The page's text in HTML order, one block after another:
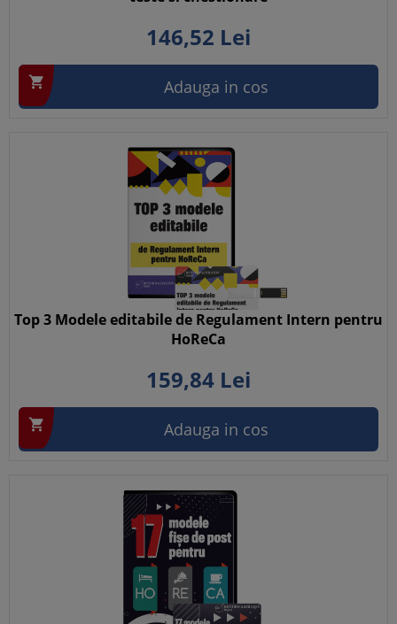
146,52 Lei
 Adauga in cos
Top 3 Modele editabile de Regulament Intern pentru
HoReCa
159,84 Lei
 Adauga in cos